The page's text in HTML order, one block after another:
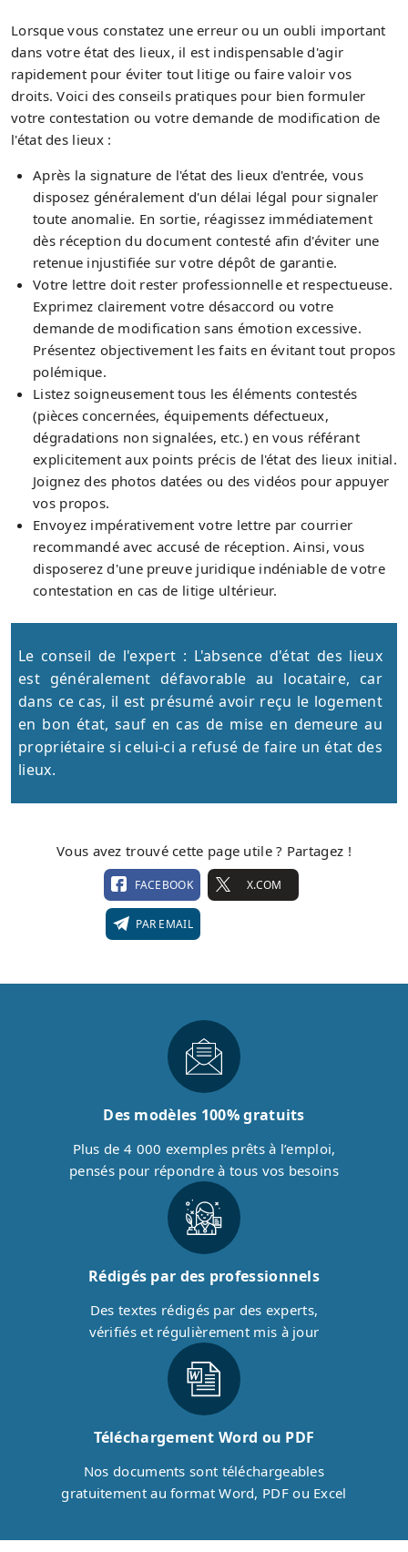
Lorsque vous constatez une erreur ou un oubli important
dans votre état des lieux, il est indispensable d'agir
rapidement pour éviter tout litige ou faire valoir vos
droits. Voici des conseils pratiques pour bien formuler
votre contestation ou votre demande de modification de
l'état des lieux :
Après la signature de l'état des lieux d'entrée, vous
disposez généralement d'un délai légal pour signaler
toute anomalie. En sortie, réagissez immédiatement
dès réception du document contesté afin d'éviter une
retenue injustifiée sur votre dépôt de garantie.
Votre lettre doit rester professionnelle et respectueuse.
Exprimez clairement votre désaccord ou votre
demande de modification sans émotion excessive.
Présentez objectivement les faits en évitant tout propos
polémique.
Listez soigneusement tous les éléments contestés
(pièces concernées, équipements défectueux,
dégradations non signalées, etc.) en vous référant
explicitement aux points précis de l'état des lieux initial.
Joignez des photos datées ou des vidéos pour appuyer
vos propos.
Envoyez impérativement votre lettre par courrier
recommandé avec accusé de réception. Ainsi, vous
disposerez d'une preuve juridique indéniable de votre
contestation en cas de litige ultérieur.
Le conseil de l'expert : L'absence d'état des lieux
est généralement défavorable au locataire, car
dans ce cas, il est présumé avoir reçu le logement
en bon état, sauf en cas de mise en demeure au
propriétaire si celui-ci a refusé de faire un état des
lieux.
Vous avez trouvé cette page utile ? Partagez !
FACEBOOK X.COM
PAR EMAIL
Des modèles 100% gratuits
Plus de 4 000 exemples prêts à l’emploi,
pensés pour répondre à tous vos besoins
Rédigés par des professionnels
Des textes rédigés par des experts,
vérifiés et régulièrement mis à jour
Téléchargement Word ou PDF
Nos documents sont téléchargeables
gratuitement au format Word, PDF ou Excel